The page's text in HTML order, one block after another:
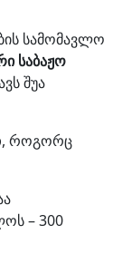
სამომავლო
საბაჟო
შუა
როგორც
– 300